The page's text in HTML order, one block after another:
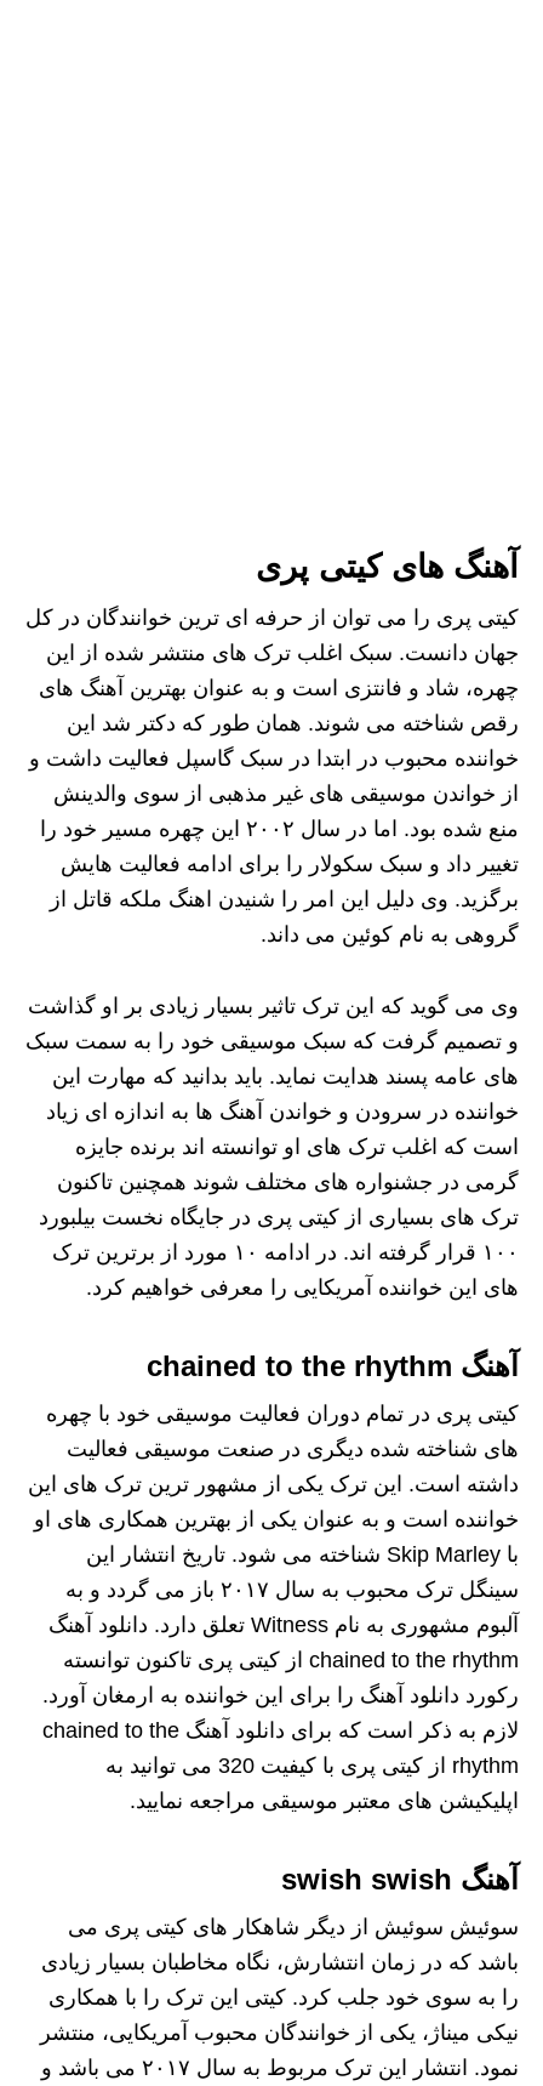
آهنگ های کیتی پری
کیتی پری را می توان از حرفه ای ترین خوانندگان در کل
جهان دانست. سبک اغلب ترک های منتشر شده از این
چهره، شاد و فانتزی است و به عنوان بهترین آهنگ های
رقص شناخته می شوند. همان طور که دکتر شد این
خواننده محبوب در ابتدا در سبک گاسپل فعالیت داشت و
از خواندن موسیقی های غیر مذهبی از سوی والدینش
منع شده بود. اما در سال ۲۰۰۲ این چهره مسیر خود را
تغییر داد و سبک سکولار را برای ادامه فعالیت هایش
برگزید. وی دلیل این امر را شنیدن اهنگ ملکه قاتل از
گروهی به نام کوئین می داند.
وی می گوید که این ترک تاثیر بسیار زیادی بر او گذاشت
و تصمیم گرفت که سبک موسیقی خود را به سمت سبک
های عامه پسند هدایت نماید. باید بدانید که مهارت این
خواننده در سرودن و خواندن آهنگ ها به اندازه ای زیاد
است که اغلب ترک های او توانسته اند برنده جایزه
گرمی در جشنواره های مختلف شوند‌ همچنین تاکنون
ترک های بسیاری از کیتی پری در جایگاه نخست بیلبورد
۱۰۰ قرار گرفته اند. در ادامه ۱۰ مورد از برترین ترک
های این خواننده آمریکایی را معرفی خواهیم کرد.
آهنگ chained to the rhythm
کیتی پری در تمام دوران فعالیت موسیقی خود با چهره
های شناخته شده دیگری در صنعت موسیقی فعالیت
داشته است. این ترک یکی از مشهور ترین ترک های این
خواننده است و به عنوان یکی از بهترین همکاری های او
با Skip Marley شناخته می شود. تاریخ انتشار این
سینگل ترک محبوب به سال ۲۰۱۷ باز می گردد و به
آلبوم مشهوری به نام Witness تعلق دارد. دانلود آهنگ
chained to the rhythm از کیتی پری تاکنون توانسته
رکورد دانلود آهنگ را برای این خواننده به ارمغان آورد.
لازم به ذکر است که برای دانلود آهنگ chained to the
rhythm از کیتی پری با کیفیت 320 می توانید به
اپلیکیشن های معتبر موسیقی مراجعه نمایید.
آهنگ swish swish
سوئیش سوئیش از دیگر شاهکار های کیتی پری می
باشد که در زمان انتشارش، نگاه مخاطبان بسیار زیادی
را به سوی خود جلب کرد. کیتی این ترک را با همکاری
نیکی میناژ، یکی از خوانندگان محبوب آمریکایی، منتشر
نمود. انتشار این ترک مربوط به سال ۲۰۱۷ می باشد و